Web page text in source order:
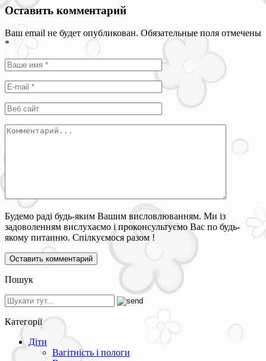
Оставить комментарий
Ваш email не будет опубликован. Обязательные поля отмечены
*
Будемо раді будь-яким Вашим висловлюванням. Ми із
задоволенням вислухаємо і проконсультуємо Вас по будь-
якому питанню. Спілкуємося разом !
Пошук
Категорії
Діти
Вагітність і пологи